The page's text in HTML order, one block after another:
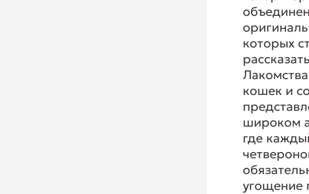
которых
кошек и
широком
где
угощение